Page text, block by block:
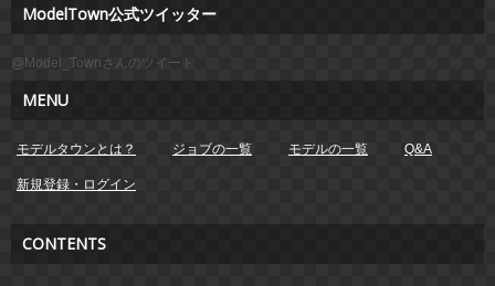
ModelTown公式ツイッター
@Model_Townさんのツイート
MENU
モデルタウンとは？ ジョブの一覧 モデルの一覧 Q&A
新規登録・ログイン
CONTENTS